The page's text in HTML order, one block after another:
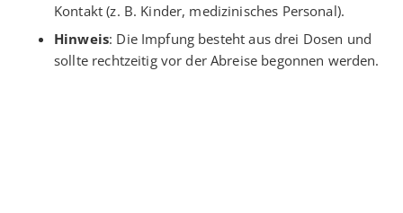
Kontakt (z. B. Kinder, medizinisches Personal).
Hinweis: Die Impfung besteht aus drei Dosen und
sollte rechtzeitig vor der Abreise begonnen werden.